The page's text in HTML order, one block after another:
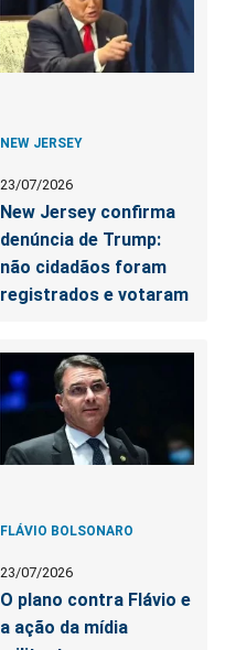
NEW JERSEY
23/07/2026
New Jersey confirma
denúncia de Trump:
não cidadãos foram
registrados e votaram
FLÁVIO BOLSONARO
23/07/2026
O plano contra Flávio e
a ação da mídia